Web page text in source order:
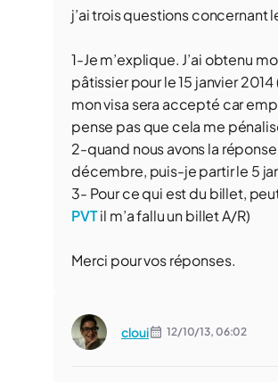
j’ai trois questions concernant
1-Je m’explique. J’ai obtenu
pâtissier pour le 15 janvier
mon visa sera accepté car
pense pas que cela me
2-quand nous avons la
décembre, puis-je partir le 5
3- Pour ce qui est du billet,
PVTil m’a fallu un billet A/R)
Merci pour vos réponses.
cloui 12/10/13, 06:02